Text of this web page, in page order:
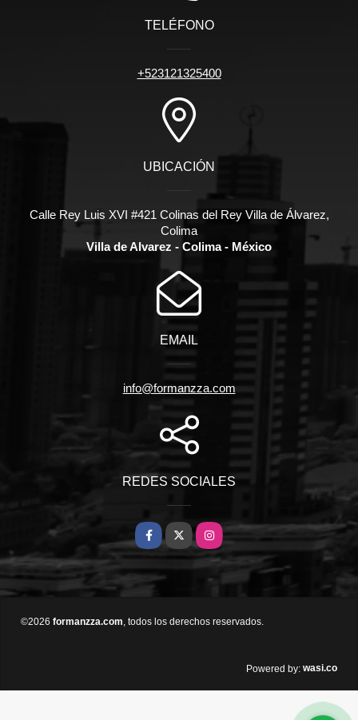
TELÉFONO
+523121325400
UBICACIÓN
Calle Rey Luis XVI #421 Colinas del Rey Villa de Álvarez,
Colima
Villa de Alvarez - Colima - México
EMAIL
info@formanzza.com
REDES SOCIALES
Facebook
X Instagram
©2026 formanzza.com, todos los derechos reservados.
Powered by: wasi.co